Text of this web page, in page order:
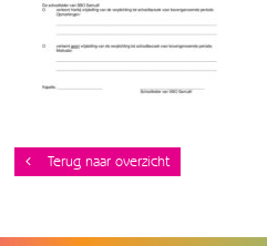
Terug naar overzicht